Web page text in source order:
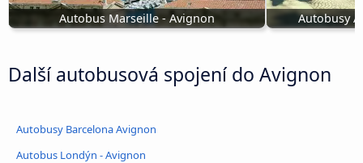
Autobus Marseille - Avignon Autobusy
Další autobusová spojení do Avignon
Autobusy Barcelona Avignon
Autobus Londýn - Avignon